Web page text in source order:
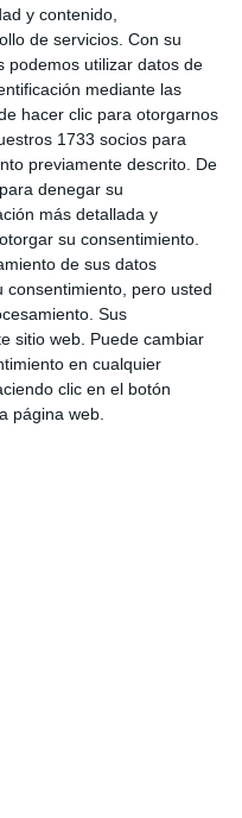
y contenido,
de servicios. Con su
podemos utilizar datos de
mediante las
hacer clic para otorgarnos
1733 socios para
previamente descrito. De
denegar su
más detallada y
su consentimiento.
de sus datos
pero usted
Sus
sitio web. Puede cambiar
en cualquier
clic en el botón
página web.